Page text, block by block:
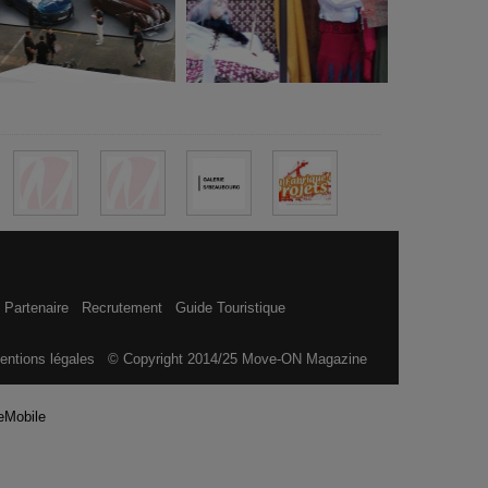
Recrutement Guide Touristique
légales © Copyright 2014/25 Move-ON Magazine